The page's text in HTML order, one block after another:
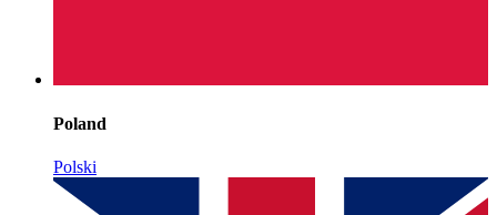
Poland
Polski